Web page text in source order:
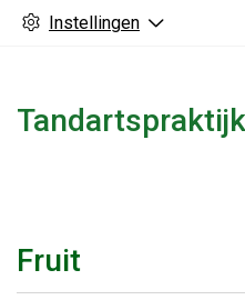
Instellingen
Fruit